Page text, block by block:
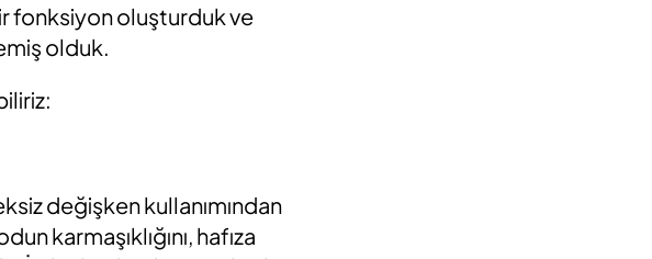
fonksiyon oluşturduk ve
olduk.
değişken kullanımından
karmaşıklığını, hafıza